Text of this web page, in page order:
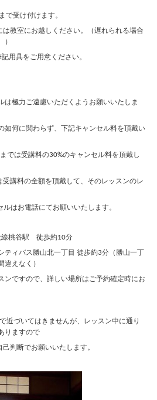
で受け付けます。
は教室にお越しください。（遅れられる場合
用具をご用意ください。
極力ご遠慮いただくようお願いいたしま
何に関わらず、下記キャンセル料を頂戴い
では受講料の30%のキャンセル料を頂戴し
受講料の全額を頂戴して、そのレッスンのレ
はお電話にてお願いいたします。
桃谷駅 徒歩約10分
北一丁目 徒歩約3分（勝山一丁
違えなく）
で、詳しい場所はご予約確定時にお
づいてはきませんが、レッスン中に通り
りますので
判断でお願いいたします。